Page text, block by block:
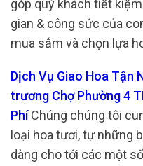
góp quý khách tiết
gian & công sức của
mua sắm và chọn lựa
Dịch Vụ Giao Hoa Tận
trương Chợ Phường 4
PhíChúng chúng tôi
loại hoa tươi, tự những
dàng cho tới các một